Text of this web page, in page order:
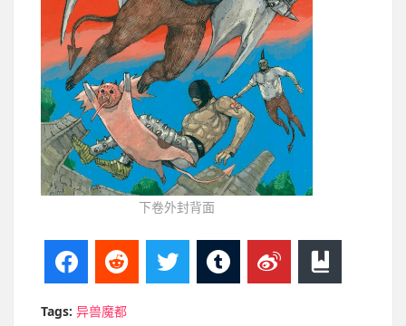
下卷外封背面
FacebookReddit Twitter Tumblr Weibo
Tags: 异兽魔都